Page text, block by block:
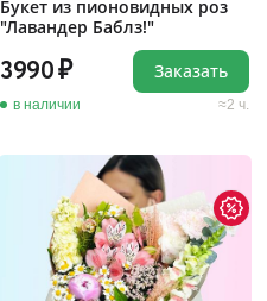
Букет из пионовидных роз
"Лавандер Баблз!"
3990
в наличии 2 ч.
Заказать